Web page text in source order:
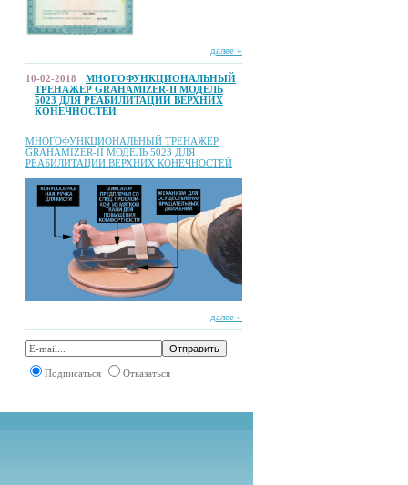
далее »
10-02-2018
МНОГОФУНКЦИОНАЛЬНЫЙ
ТРЕНАЖЕР GRAHAMIZER-II МОДЕЛЬ
5023 ДЛЯ РЕАБИЛИТАЦИИ ВЕРХНИХ
КОНЕЧНОСТЕЙ
МНОГОФУНКЦИОНАЛЬНЫЙ ТРЕНАЖЕР
GRAHAMIZER-II МОДЕЛЬ 5023 ДЛЯ
РЕАБИЛИТАЦИИ ВЕРХНИХ КОНЕЧНОСТЕЙ
далее »
Подписаться Отказаться